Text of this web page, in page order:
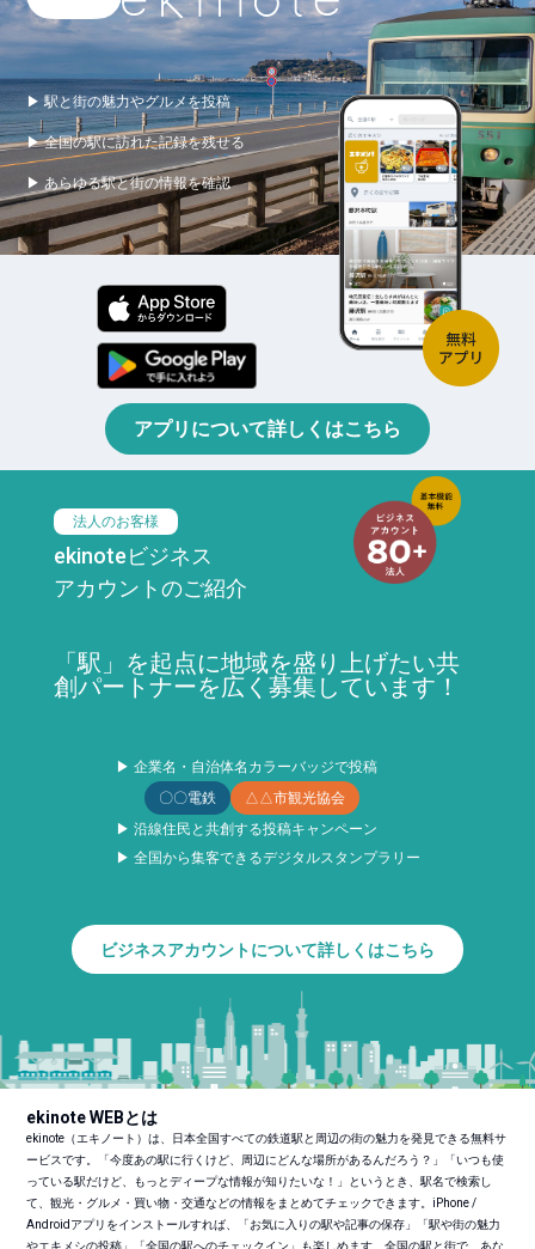
▶ 駅と街の魅力やグルメを投稿
▶ 全国の駅に訪れた記録を残せる
▶ あらゆる駅と街の情報を確認
アプリについて詳しくはこちら
法人のお客様
ekinoteビジネス
アカウントのご紹介
「駅」を起点に地域を盛り上げたい共
創パートナーを広く募集しています！
▶ 企業名・自治体名カラーバッジで投稿
〇〇電鉄
△△市観光協会
▶ 沿線住民と共創する投稿キャンペーン
▶ 全国から集客できるデジタルスタンプラリー
ビジネスアカウントについて詳しくはこちら
ekinote WEBとは
ekinote（エキノート）は、日本全国すべての鉄道駅と周辺の街の魅力を発見できる無料サ
ービスです。「今度あの駅に行くけど、周辺にどんな場所があるんだろう？」「いつも使
っている駅だけど、もっとディープな情報が知りたいな！」というとき、駅名で検索し
て、観光・グルメ・買い物・交通などの情報をまとめてチェックできます。iPhone /
Androidアプリをインストールすれば、「お気に入りの駅や記事の保存」「駅や街の魅力
やエキメシの投稿」「全国の駅へのチェックイン」も楽しめます。全国の駅と街で、あな